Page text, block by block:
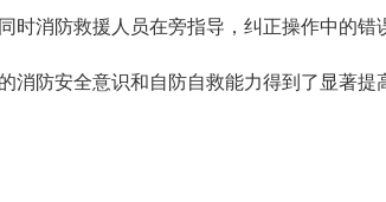
消防救援人员在旁指导，纠正操作中的错
防安全意识和自防自救能力得到了显著提